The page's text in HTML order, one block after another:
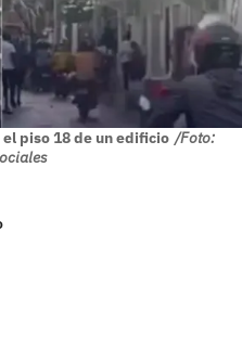
piso 18 de un edificio /Foto: